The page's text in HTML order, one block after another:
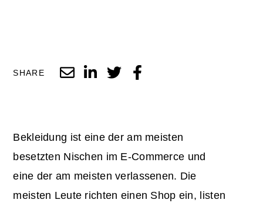
SHARE
Bekleidung ist eine der am meisten
besetzten Nischen im E-Commerce und
eine der am meisten verlassenen. Die
meisten Leute richten einen Shop ein, listen